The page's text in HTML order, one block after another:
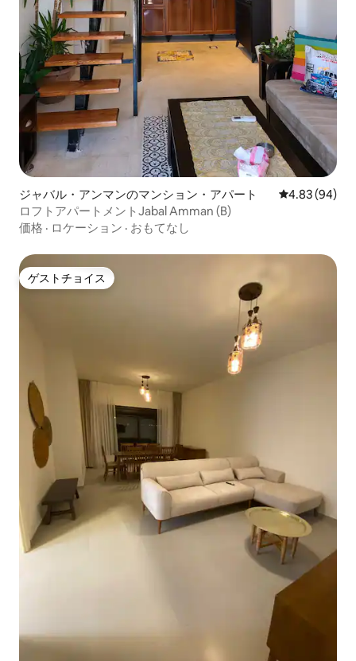
ジャバル・アンマンのマンション・アパート レビュー94
4.83 (94)
ロフトアパートメントJabal Amman (B)
価格 · ロケーション · おもてなし
ゲストチョイス
ゲストチョイス